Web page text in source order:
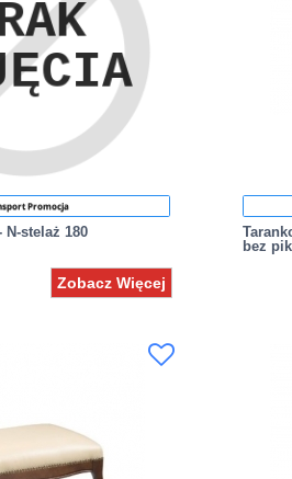
Promocja
N-stelaż 180
Zobacz Więcej
bez